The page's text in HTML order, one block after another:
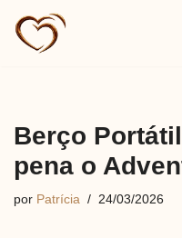
Pular
Berço
pena o
por Patrícia 24/03/2026